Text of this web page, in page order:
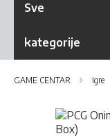
Sve
kategorije
GAME CENTAR Igre
Skip
to